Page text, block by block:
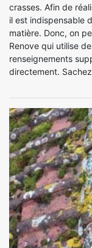
crasses. Afin de
il est indispensable
matière. Donc, on
Renove qui utilise
renseignements
directement.